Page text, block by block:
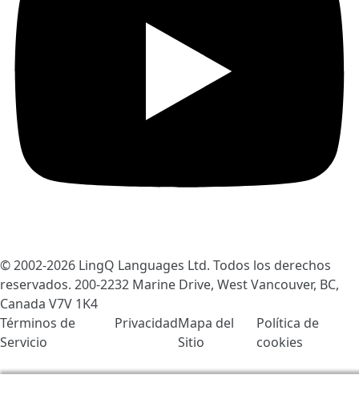
© 2002-2026 LingQ Languages Ltd. Todos los derechos
reservados. 200-2232 Marine Drive, West Vancouver, BC,
Canada V7V 1K4
Términos de
Servicio
PrivacidadMapa del
Sitio
Política de
cookies